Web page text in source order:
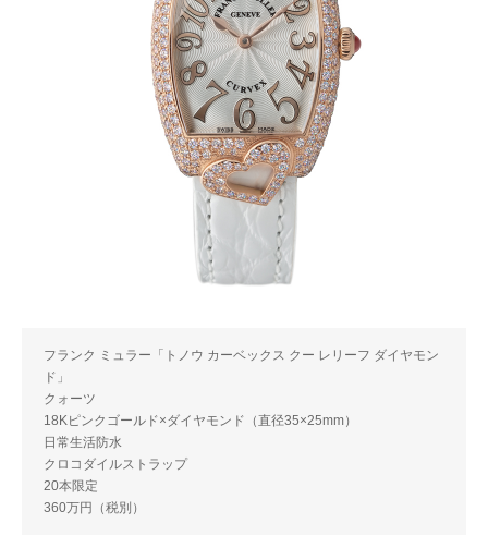
フランク ミュラー「トノウ カーベックス クー レリーフ ダイヤモン
ド」
クォーツ
18Kピンクゴールド×ダイヤモンド（直径35×25mm）
日常生活防水
クロコダイルストラップ
20本限定
360万円（税別）